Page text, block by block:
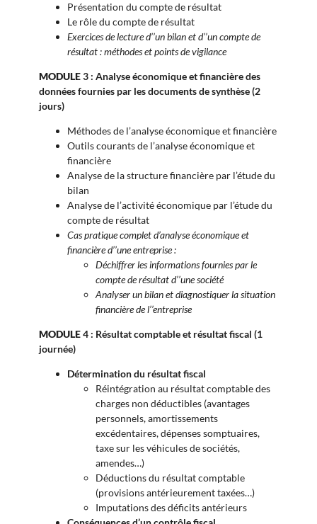
Présentation du compte de résultat
Le rôle du compte de résultat
Exercices de lecture d’’un bilan et d’’un compte de
résultat : méthodes et points de vigilance
MODULE3 : Analyse économique et financière des
données fournies par les documents de synthèse (2
jours)
Méthodes de l’analyse économique et financière
Outils courants de l’analyse économique et
financière
Analyse de la structure financière par l’étude du
bilan
Analyse de l’activité économique par l’étude du
compte de résultat
Cas pratique complet d’analyse économique et
financière d’’une entreprise :
Déchiffrer les informations fournies par le
compte de résultat d’’une société
Analyser un bilan et diagnostiquer la situation
financière de l’’entreprise
MODULE4 : Résultat comptable et résultat fiscal (1
journée)
Détermination du résultat fiscal
Réintégration au résultat comptable des
charges non déductibles (avantages
personnels, amortissements
excédentaires, dépenses somptuaires,
taxe sur les véhicules de sociétés,
amendes…)
Déductions du résultat comptable
(provisions antérieurement taxées…)
Imputations des déficits antérieurs